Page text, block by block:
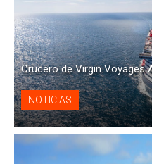
Crucero de Virgin Voyages
NOTICIAS